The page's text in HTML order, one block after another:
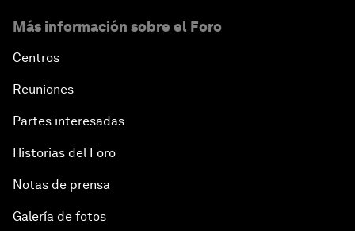
Más información sobre el Foro
Centros
Reuniones
Partes interesadas
Historias del Foro
Notas de prensa
Galería de fotos